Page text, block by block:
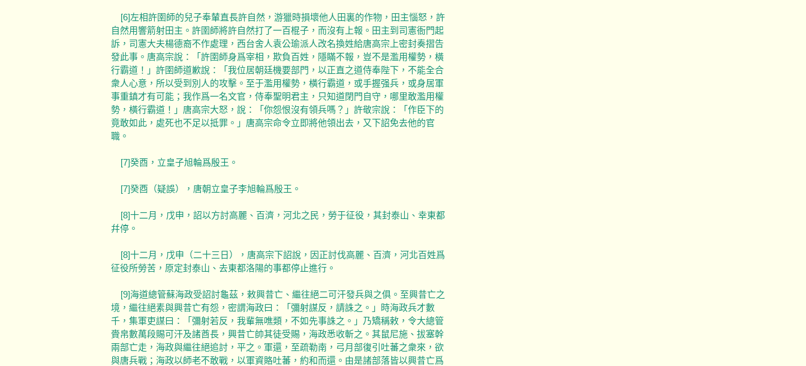
[6]左相許圉師的兒子奉輦直長許自然，游獵時損壞他人田裏的作物，田主惱怒，許
自然用響箭射田主。許圉師將許自然打了一百棍子，而沒有上報。田主到司憲衙門起
訴，司憲大夫楊德裔不作處理，西台舍人袁公瑜派人改名換姓給唐高宗上密封奏摺告
發此事。唐高宗說：「許圉師身爲宰相，欺負百姓，隱瞞不報，豈不是濫用權勢，橫
行霸道！」許圉師道歉說：「我位居朝廷機要部門，以正直之道侍奉陛下，不能全合
衆人心意，所以受到別人的攻擊。至于濫用權勢，橫行霸道，或手握强兵，或身居軍
事重鎮才有可能；我作爲一名文官，侍奉聖明君主，只知道閉門自守，哪里敢濫用權
勢，橫行霸道！」唐高宗大怒，說：「你怨恨沒有領兵嗎？」許敬宗說：「作臣下的
竟敢如此，處死也不足以抵罪。」唐高宗命令立即將他領出去，又下詔免去他的官
職。
[7]癸酉，立皇子旭輪爲殷王。
[7]癸酉（疑誤），唐朝立皇子李旭輪爲殷王。
[8]十二月，戊申，詔以方討高麗、百濟，河北之民，勞于征役，其封泰山、幸東都
幷停。
[8]十二月，戊申（二十三日），唐高宗下詔說，因正討伐高麗、百濟，河北百姓爲
征役所勞苦，原定封泰山、去東都洛陽的事都停止進行。
[9]海道總管蘇海政受詔討龜茲，敕興昔亡、繼往絕二可汗發兵與之俱。至興昔亡之
境，繼往絕素與興昔亡有怨，密謂海政曰：「彌射謀反，請誅之。」時海政兵才數
千，集軍吏謀曰：「彌射若反，我輩無噍類，不如先事誅之。」乃矯稱敕，令大總管
賫帛數萬段賜可汗及諸酋長，興昔亡帥其徒受賜，海政悉收斬之。其鼠尼施、拔塞幹
兩部亡走，海政與繼往絕追討，平之。軍還，至疏勒南，弓月部復引吐蕃之衆來，欲
與唐兵戰；海政以師老不敢戰，以軍資賂吐蕃，約和而還。由是諸部落皆以興昔亡爲